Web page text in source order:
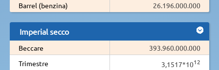
Barrel (benzina)
26.196.000.000
Imperial secco
Beccare
393.960.000.000
Trimestre
3,1517*1012